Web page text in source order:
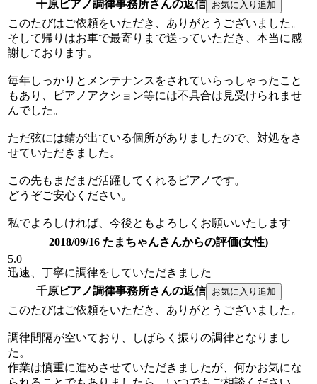
千原ピアノ調律事務所さんの返信
このたびはご依頼をいただき、ありがとうございました。
そして帰りはお車で最寄りまで送っていただき、本当に感
謝しております。
毎年しっかりとメンテナンスをされていらっしゃったこと
もあり、ピアノアクション等には不具合は見受けられませ
んでした。
ただ弦には錆が出ている個所がありましたので、対処をさ
せていただきました。
この先もまだまだ活躍してくれるピアノです。
どうぞご安心ください。
私でよろしければ、今後ともよろしくお願いいたします
2018/09/16 たまちゃんさんからの評価(女性)
5.0
迅速、丁寧に調律をしていただきました
千原ピアノ調律事務所さんの返信
このたびはご依頼をいただき、ありがとうございました。
調律間隔が空いており、しばらく振りの調律となりまし
た。
作業は慎重に進めさせていただきましたが、何かお気にな